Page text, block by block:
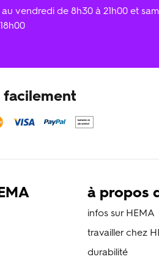
vendredi de 8h30 à 21h00 et
facilement
à propos
infos sur HEMA
travailler chez
durabilité